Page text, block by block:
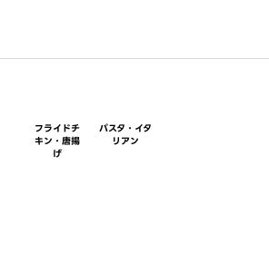
フライドチ
キン・唐揚
げ
パスタ・イタ
リアン